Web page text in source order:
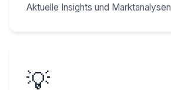
Aktuelle Insights und Marktanalysen
💡